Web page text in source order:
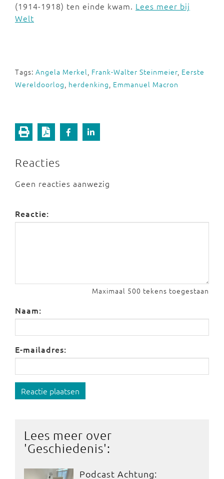
(1914-1918) ten einde kwam. Lees meer bij
Welt
Tags: Angela Merkel, Frank-Walter Steinmeier, Eerste
Wereldoorlog, herdenking, Emmanuel Macron
Reacties
Geen reacties aanwezig
Reactie:
Maximaal 500 tekens toegestaan
Naam:
E-mailadres:
Reactie plaatsen
Lees meer over
'Geschiedenis':
Podcast Achtung: